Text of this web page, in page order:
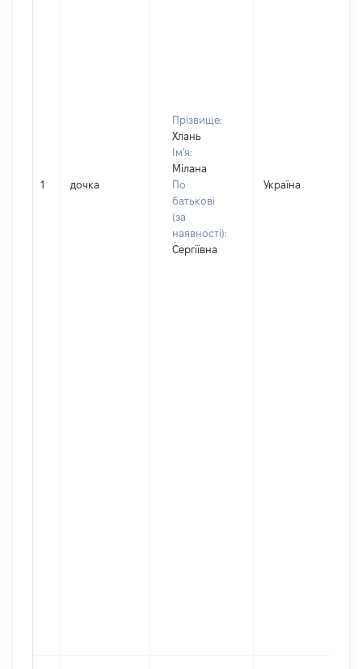
1 дочка
Прізвище:
Хлань
Ім'я:
Мілана
По
батькові
(за
наявності):
Сергіївна
Україна